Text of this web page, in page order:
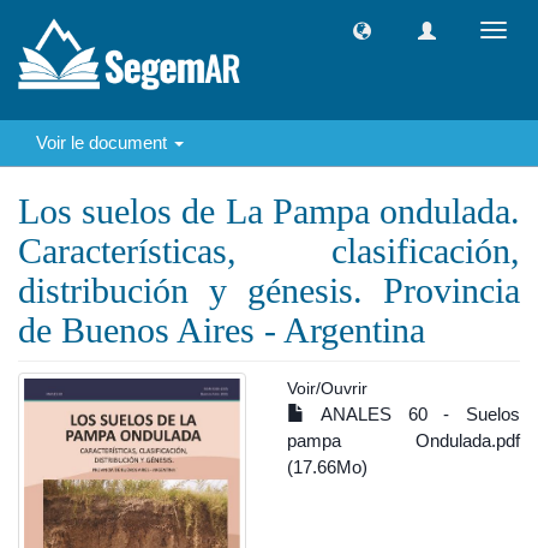
Voir le document
Los suelos de La Pampa ondulada.
Características, clasificación,
distribución y génesis. Provincia
de Buenos Aires - Argentina
Voir/Ouvrir
ANALES 60 - Suelos
pampa Ondulada.pdf
(17.66Mo)